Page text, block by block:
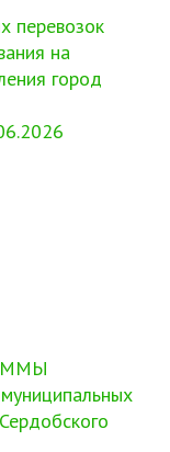
перевозок
на
город